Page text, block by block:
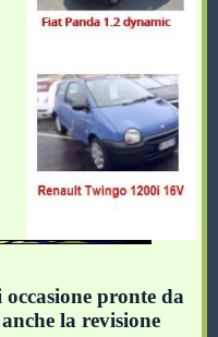
occasione pronte da
la revisione